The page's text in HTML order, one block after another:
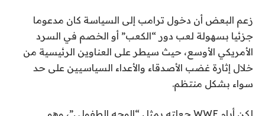
زعم البعض أن دخول ترامب إلى السياسة كان مدعوما
جزئيا بسهولة لعب دور “الكعب” أو الخصم في السرد
الأمريكي الأوسع، حيث سيطر على العناوين الرئيسية من
خلال إثارة غضب الأصدقاء والأعداء السياسيين على حد
سواء بشكل منتظم.